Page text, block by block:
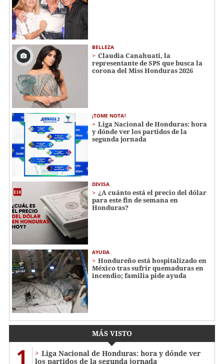
BELLEZA
Claudia Canahuati, la
representante de SPS que busca la
corona del Miss Honduras 2026
¡TOME NOTA!
Liga Nacional de Honduras: hora
y dónde ver los partidos de la
segunda jornada
DIVISA
¿A cuánto está el precio del dólar
para este fin de semana en
Honduras?
AYUDA
Hondureño está hospitalizado en
México tras sufrir quemaduras en
incendio; familia pide ayuda
MÁS VISTO
1
Liga Nacional de Honduras: hora y dónde ver
los partidos de la segunda jornada